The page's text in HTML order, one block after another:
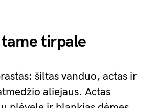
tirpale
šiltas vanduo, actas ir
aliejaus. Actas